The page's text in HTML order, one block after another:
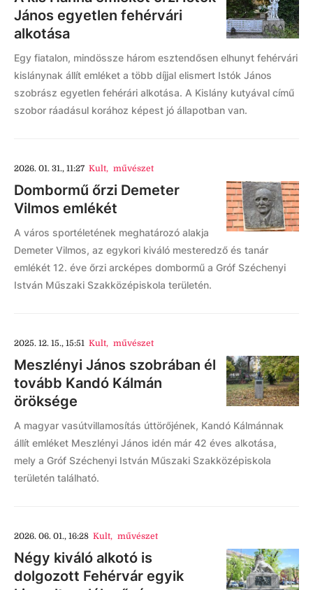
János egyetlen fehérvári
alkotása
Egy fiatalon, mindössze három esztendősen elhunyt fehérvári
kislánynak állít emléket a több díjjal elismert Istók János
szobrász egyetlen fehérári alkotása. A Kislány kutyával című
szobor ráadásul korához képest jó állapotban van.
2026. 01. 31., 11:27 Kult, művészet
Dombormű őrzi Demeter
Vilmos emlékét
A város sportéletének meghatározó alakja
Demeter Vilmos, az egykori kiváló mesteredző és tanár
emlékét 12. éve őrzi arcképes dombormű a Gróf Széchenyi
István Műszaki Szakközépiskola területén.
2025. 12. 15., 15:51 Kult, művészet
Meszlényi János szobrában él
tovább Kandó Kálmán
öröksége
A magyar vasútvillamosítás úttörőjének, Kandó Kálmánnak
állít emléket Meszlényi János idén már 42 éves alkotása,
mely a Gróf Széchenyi István Műszaki Szakközépiskola
területén található.
2026. 06. 01., 16:28 Kult, művészet
Négy kiváló alkotó is
dolgozott Fehérvár egyik